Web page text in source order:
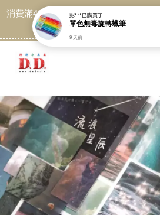
消費滿499免運喔, 記得加
點我
您的購物車目前